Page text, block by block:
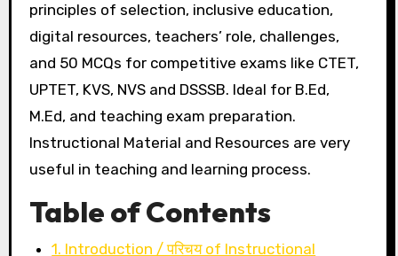
principles of selection, inclusive education,
digital resources, teachers’ role, challenges,
and 50 MCQs for competitive exams like CTET,
UPTET, KVS, NVS and DSSSB. Ideal for B.Ed,
M.Ed, and teaching exam preparation.
Instructional Material and Resources are very
useful in teaching and learning process.
Table of Contents
1. Introduction / परिचय of Instructional